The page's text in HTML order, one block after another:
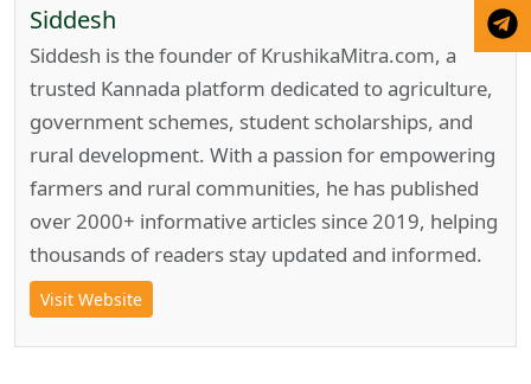
Siddesh
Siddesh is the founder of KrushikaMitra.com, a
trusted Kannada platform dedicated to agriculture,
government schemes, student scholarships, and
rural development. With a passion for empowering
farmers and rural communities, he has published
over 2000+ informative articles since 2019, helping
thousands of readers stay updated and informed.
Visit Website